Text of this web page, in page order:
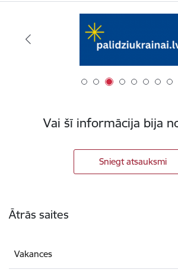
Vai šī informācija bija
Sniegt atsauksmi
Ātrās saites
Vakances